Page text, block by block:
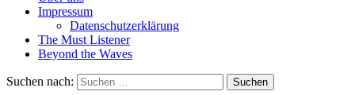
Impressum
Datenschutzerklärung
The Must Listener
Beyond the Waves
Suchen nach: